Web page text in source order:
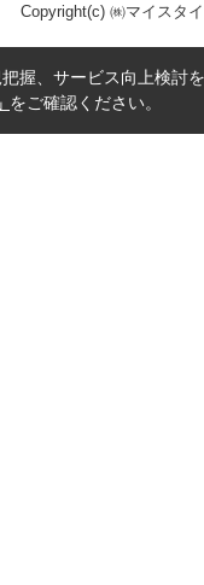
Copyright(c) ㈱マイスタ
握、サービス向上検討
をご確認ください。